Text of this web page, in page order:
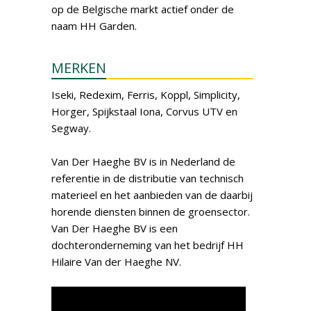
op de Belgische markt actief onder de
naam HH Garden.
MERKEN
Iseki, Redexim, Ferris, Koppl, Simplicity,
Horger, Spijkstaal Iona, Corvus UTV en
Segway.
Van Der Haeghe BV is in Nederland de
referentie in de distributie van technisch
materieel en het aanbieden van de daarbij
horende diensten binnen de groensector.
Van Der Haeghe BV is een
dochteronderneming van het bedrijf HH
Hilaire Van der Haeghe NV.